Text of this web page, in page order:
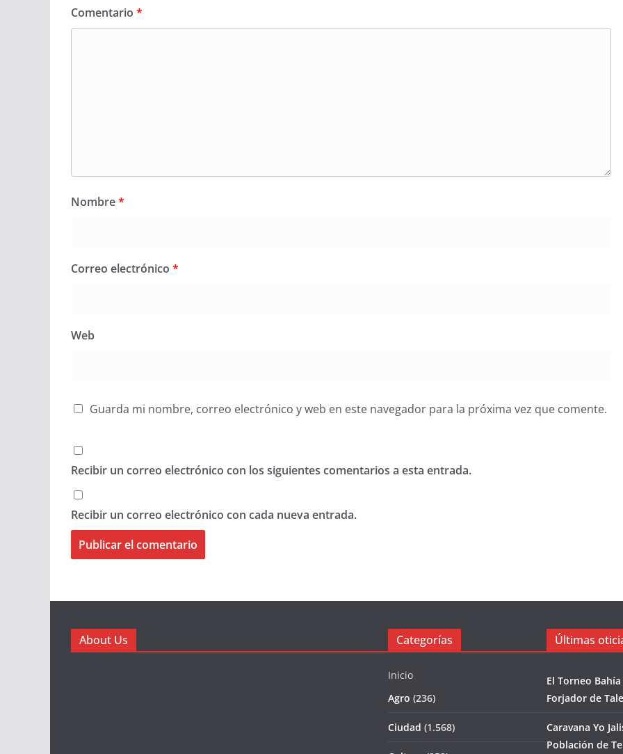
Comentario *
Nombre*
Correo electrónico *
Web
Guarda mi nombre, correo electrónico y web en este navegador para la próxima vez que comente.
Recibir un correo electrónico con los siguientes comentarios a esta entrada.
Recibir un correo electrónico con cada nueva entrada.
About Us Categorías
Inicio
Agro (236)
Ciudad (1.568)
Últimas
El Torneo
Forjador de
Caravana Yo
Población de